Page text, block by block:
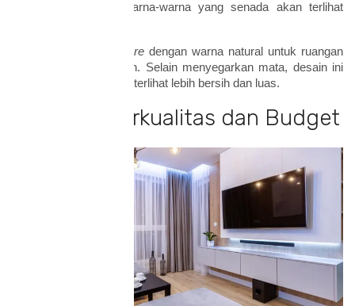
minimalis, tentunya warna-warna yang senada akan terlihat
furniture dengan warna natural untuk ruangan
dengan cat warna putih. Selain menyegarkan mata, desain ini
membuat ruangan juga terlihat lebih bersih dan luas.
5. Bahan Berkualitas dan Budget